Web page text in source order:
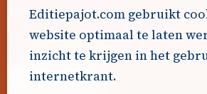
Geen advertenties gevonden.
Uw advertentie hier? Contacteer
Word Partner!
Editiepajot.com gebruikt
website optimaal te laten
inzicht te krijgen in het
internetkrant.